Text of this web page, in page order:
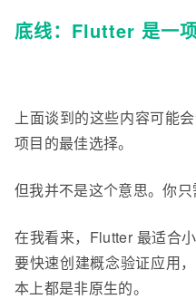
底线：Flutter 是一
上面谈到的这些内容可能
项目的最佳选择。
但我并不是这个意思。你只
在我看来，Flutter 最适合
要快速创建概念验证应用
本上都是非原生的。